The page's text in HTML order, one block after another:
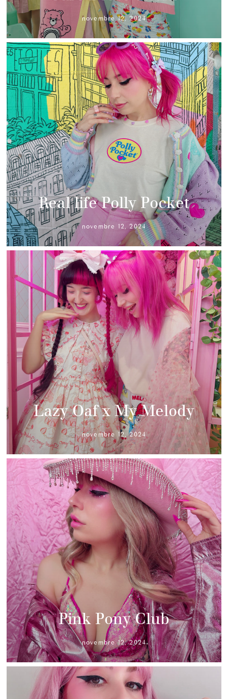
novembre 12, 2024
Real life Polly Pocket
novembre 12, 2024
Lazy Oaf x My Melody
novembre 12, 2024
Pink Pony Club
novembre 12, 2024